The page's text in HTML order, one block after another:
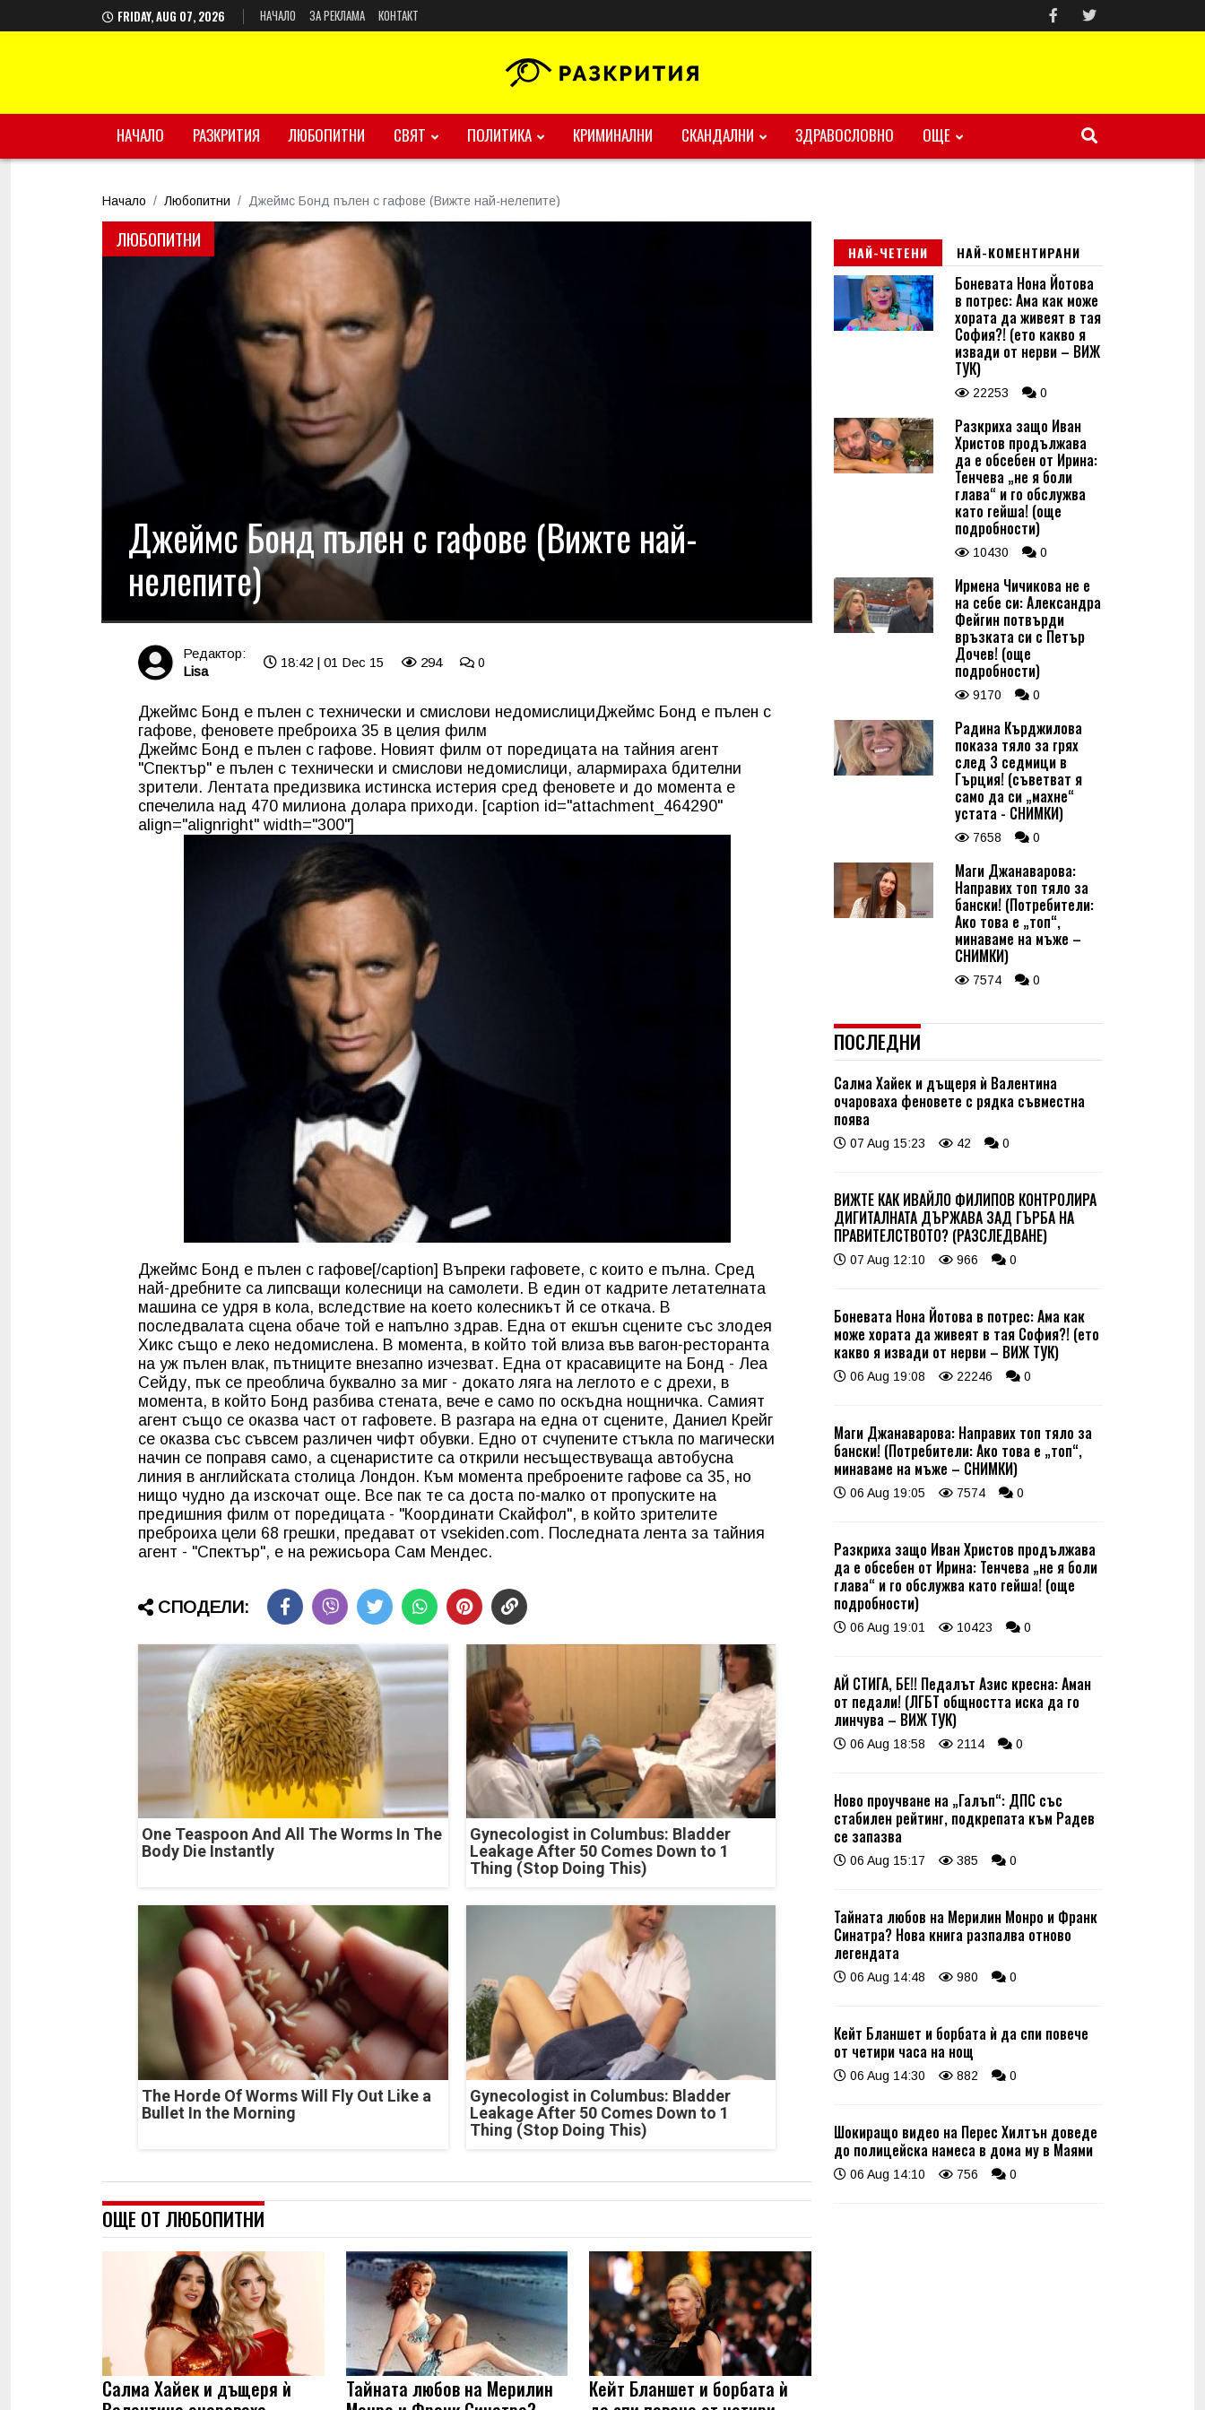
FRIDAY, AUG 07, 2026 НАЧАЛО ЗА РЕКЛАМА КОНТАКТ
НАЧАЛО РАЗКРИТИЯ ЛЮБОПИТНИ СВЯТ ПОЛИТИКА КРИМИНАЛНИ СКАНДАЛНИ ЗДРАВОСЛОВНО ОЩЕ
Начало Любопитни Джеймс Бонд пълен с гафове (Вижте най-нелепите)
ЛЮБОПИТНИ
Джеймс Бонд пълен с гафове (Вижте най-
нелепите)
Редактор:
Lisa
18:42 | 01 Dec 15 294 0
Джеймс Бонд е пълен с технически и смислови недомислициДжеймс Бонд е пълен с
гафове, феновете преброиха 35 в целия филм
Джеймс Бонд е пълен с гафове. Новият филм от поредицата на тайния агент
"Спектър" е пълен с технически и смислови недомислици, алармираха бдителни
зрители. Лентата предизвика истинска истерия сред феновете и до момента е
спечелила над 470 милиона долара приходи. [caption id="attachment_464290"
align="alignright" width="300"]
Джеймс Бонд е пълен с гафове[/caption] Въпреки гафовете, с които е пълна. Сред
най-дребните са липсващи колесници на самолети. В един от кадрите летателната
машина се удря в кола, вследствие на което колесникът й се откача. В
последвалата сцена обаче той е напълно здрав. Една от екшън сцените със злодея
Хикс също е леко недомислена. В момента, в който той влиза във вагон-ресторанта
на уж пълен влак, пътниците внезапно изчезват. Една от красавиците на Бонд - Леа
Сейду, пък се преоблича буквално за миг - докато ляга на леглото е с дрехи, в
момента, в който Бонд разбива стената, вече е само по оскъдна нощничка. Самият
агент също се оказва част от гафовете. В разгара на една от сцените, Даниел Крейг
се оказва със съвсем различен чифт обувки. Едно от счупените стъкла по магически
начин се поправя само, а сценаристите са открили несъществуваща автобусна
линия в английската столица Лондон. Към момента преброените гафове са 35, но
нищо чудно да изскочат още. Все пак те са доста по-малко от пропуските на
предишния филм от поредицата - "Координати Скайфол", в който зрителите
преброиха цели 68 грешки, предават от vsekiden.com. Последната лента за тайния
агент - "Спектър", е на режисьора Сам Мендес.
СПОДЕЛИ:
One Teaspoon And All The Worms In The
Body Die Instantly
Gynecologist in Columbus: Bladder
Leakage After 50 Comes Down to 1
Thing (Stop Doing This)
The Horde Of Worms Will Fly Out Like a
Bullet In the Morning
Gynecologist in Columbus: Bladder
Leakage After 50 Comes Down to 1
Thing (Stop Doing This)
ОЩЕ ОТ ЛЮБОПИТНИ
Салма Хайек и дъщеря ѝ
Тайната любов на Мерилин
Кейт Бланшет и борбата ѝ
НАЙ-ЧЕТЕНИ НАЙ-КОМЕНТИРАНИ
Боневата Нона Йотова
в потрес: Ама как може
хората да живеят в тая
София?! (ето какво я
извади от нерви – ВИЖ
ТУК)
22253 0
Разкриха защо Иван
Христов продължава
да е обсебен от Ирина:
Тенчева „не я боли
глава“ и го обслужва
като гейша! (още
подробности)
10430 0
Ирмена Чичикова не е
на себе си: Александра
Фейгин потвърди
връзката си с Петър
Дочев! (още
подробности)
9170 0
Радина Кърджилова
показа тяло за грях
след 3 седмици в
Гърция! (съветват я
само да си „махне“
устата - СНИМКИ)
7658 0
Маги Джанаварова:
Направих топ тяло за
бански! (Потребители:
Ако това е „топ“,
минаваме на мъже –
СНИМКИ)
7574 0
ПОСЛЕДНИ
Салма Хайек и дъщеря ѝ Валентина
очароваха феновете с рядка съвместна
поява
07 Aug 15:23 42 0
ВИЖТЕ КАК ИВАЙЛО ФИЛИПОВ КОНТРОЛИРА
ДИГИТАЛНАТА ДЪРЖАВА ЗАД ГЪРБА НА
ПРАВИТЕЛСТВОТО? (РАЗСЛЕДВАНЕ)
07 Aug 12:10 966 0
Боневата Нона Йотова в потрес: Ама как
може хората да живеят в тая София?! (ето
какво я извади от нерви – ВИЖ ТУК)
06 Aug 19:08 22246 0
Маги Джанаварова: Направих топ тяло за
бански! (Потребители: Ако това е „топ“,
минаваме на мъже – СНИМКИ)
06 Aug 19:05 7574 0
Разкриха защо Иван Христов продължава
да е обсебен от Ирина: Тенчева „не я боли
глава“ и го обслужва като гейша! (още
подробности)
06 Aug 19:01 10423 0
АЙ СТИГА, БЕ!! Педалът Азис кресна: Аман
от педали! (ЛГБТ общността иска да го
линчува – ВИЖ ТУК)
06 Aug 18:58 2114 0
Ново проучване на „Галъп“: ДПС със
стабилен рейтинг, подкрепата към Радев
се запазва
06 Aug 15:17 385 0
Тайната любов на Мерилин Монро и Франк
Синатра? Нова книга разпалва отново
легендата
06 Aug 14:48 980 0
Кейт Бланшет и борбата ѝ да спи повече
от четири часа на нощ
06 Aug 14:30 882 0
Шокиращо видео на Перес Хилтън доведе
до полицейска намеса в дома му в Маями
06 Aug 14:10 756 0